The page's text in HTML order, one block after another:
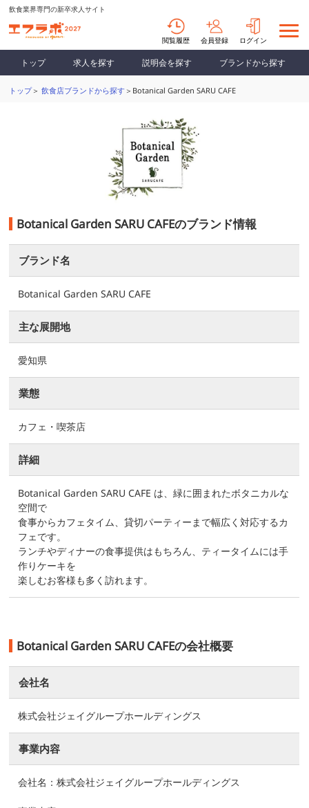
飲食業界専門の新卒求人サイト
閲覧履歴 会員登録 ログイン
トップ 求人を探す 説明会を探す ブランドから探す
トップ＞飲食店ブランドから探す ＞Botanical Garden SARU CAFE
Botanical Garden SARU CAFEのブランド情報
ブランド名
Botanical Garden SARU CAFE
主な展開地
愛知県
業態
カフェ・喫茶店
詳細
Botanical Garden SARU CAFE は、緑に囲まれたボタニカルな
空間で
食事からカフェタイム、貸切パーティーまで幅広く対応するカ
フェです。
ランチやディナーの食事提供はもちろん、ティータイムには手
作りケーキを
楽しむお客様も多く訪れます。
Botanical Garden SARU CAFEの会社概要
会社名
株式会社ジェイグループホールディングス
事業内容
会社名：株式会社ジェイグループホールディングス